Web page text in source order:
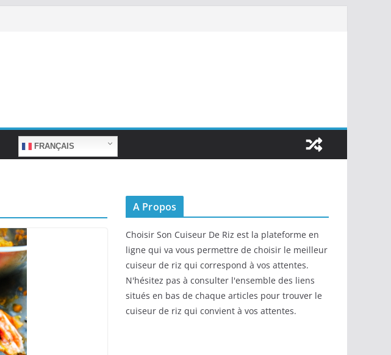
FRANÇAIS
A Propos
Choisir Son Cuiseur De Riz est la plateforme en
ligne qui va vous permettre de choisir le meilleur
cuiseur de riz qui correspond à vos attentes.
N'hésitez pas à consulter l'ensemble des liens
situés en bas de chaque articles pour trouver le
cuiseur de riz qui convient à vos attentes.